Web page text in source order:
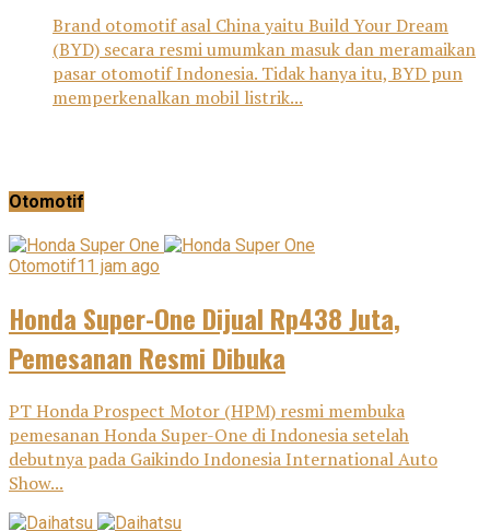
Brand otomotif asal China yaitu Build Your Dream
(BYD) secara resmi umumkan masuk dan meramaikan
pasar otomotif Indonesia. Tidak hanya itu, BYD pun
memperkenalkan mobil listrik...
Otomotif
Otomotif11 jam ago
Honda Super-One Dijual Rp438 Juta,
Pemesanan Resmi Dibuka
PT Honda Prospect Motor (HPM) resmi membuka
pemesanan Honda Super-One di Indonesia setelah
debutnya pada Gaikindo Indonesia International Auto
Show...